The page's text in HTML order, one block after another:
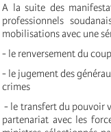
A la suite des
professionnels
mobilisations avec une
- le renversement du
- le jugement des
crimes
- le transfert du pouvoir
partenariat avec les